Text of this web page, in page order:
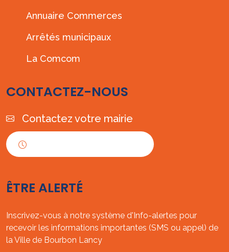
Annuaire Commerces
Arrêtés municipaux
La Comcom
CONTACTEZ-NOUS
Contactez votre mairie
ÊTRE ALERTÉ
Inscrivez-vous à notre système d'Info-alertes pour
recevoir les informations importantes (SMS ou appel) de
la Ville de Bourbon Lancy